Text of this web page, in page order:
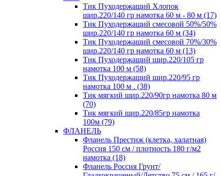
Тик Пуходержащий Хлопок
шир.220/140 гр намотка 60 м - 80 м (17)
Тик Пуходержащий смесовой 50%/50%
шир.220/140 гр намотка 60 м (34)
Тик Пуходержащий смесовой 70%/30%
шир.220/140 гр намотка 60 м (13)
Тик Пуходержащий шир.220/105 гр
намотка 100 м (58)
Тик Пуходержащий шир.220/95 гр
намотка 100 м . (38)
Тик мягкий шир.220/90гр намотка 80 м
(70)
Тик мягкий шир.220/85гр намотка
100м (79)
ФЛАНЕЛЬ
Фланель Престиж (клетка, халатная)
Россия 150 см / плотность 180 г/м2
намотка (18)
Фланель Россия Грунт/